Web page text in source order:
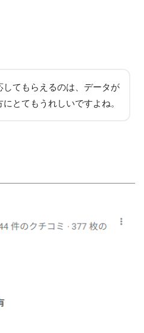
てもらえるのは、データが
とてもうれしいですよね。